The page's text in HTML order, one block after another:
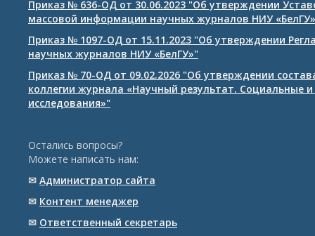
Приказ № 636-ОД от 30.06.2023 "Об утверждении
массовой информации научных журналов НИУ «БелГУ»
Приказ № 1097-ОД от 15.11.2023 "Об утверждении
научных журналов НИУ «БелГУ»"
Приказ № 70-ОД от 09.02.2026 "Об утверждении
коллегии журнала «Научный результат. Социальные
исследования»"
Остались вопросы?
Можете написать нам:
✉ Администратор сайта
✉ Контент менеджер
✉ Ответственный cекретарь